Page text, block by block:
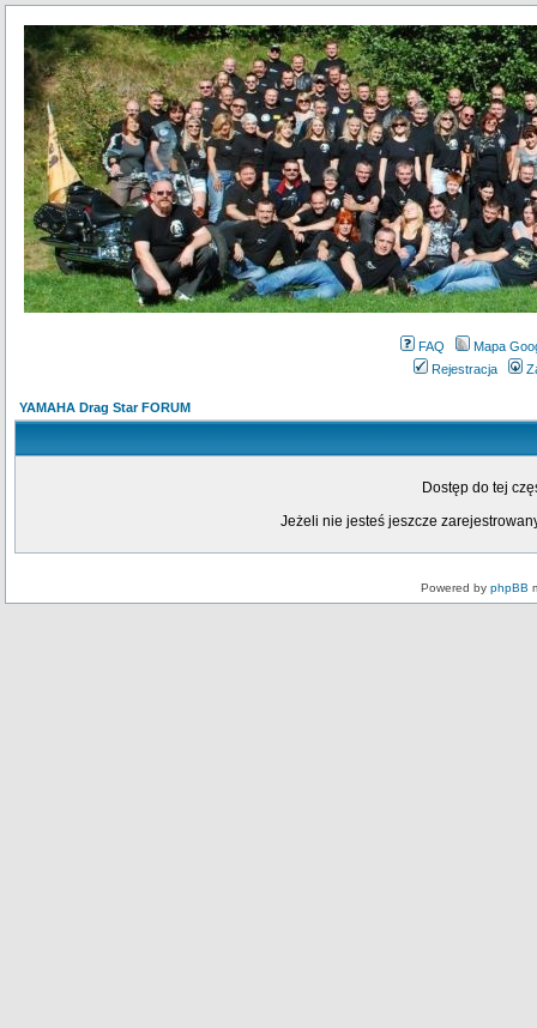
FAQ
Mapa
Rejestracja
YAMAHA Drag Star FORUM
Dostęp do tej
Jeżeli nie jesteś jeszcze
Powered by phpBB